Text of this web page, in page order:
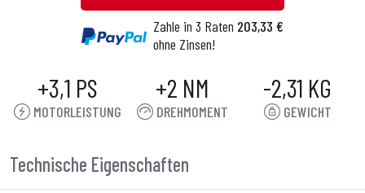
Zahle in 3 Raten 203,33 €
ohne Zinsen!
+3,1 PS
MOTORLEISTUNG
+2 NM
DREHMOMENT
-2,31 KG
GEWICHT
Technische Eigenschaften